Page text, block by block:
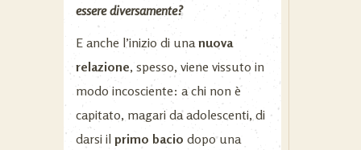
essere diversamente?
E anche l’inizio di una nuova
relazione, spesso, viene vissuto in
modo incosciente: a chi non è
capitato, magari da adolescenti, di
darsi il primo bacio dopo una